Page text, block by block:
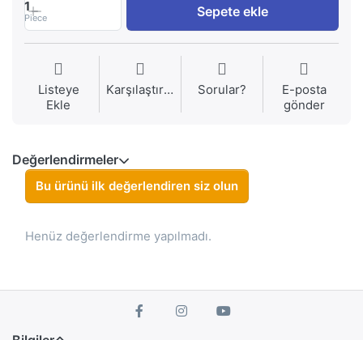
1
Piece Sepete ekle
Listeye
Ekle
Karşılaştırma Sorular?
E-posta
gönder
Değerlendirmeler
Bu ürünü ilk değerlendiren siz olun
Henüz değerlendirme yapılmadı.